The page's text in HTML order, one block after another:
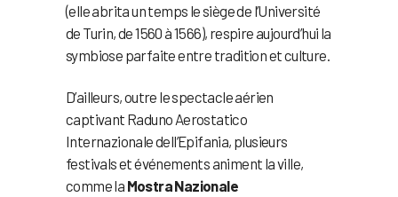
(elle abrita un temps le siège de l’Université
de Turin, de 1560 à 1566), respire aujourd’hui la
symbiose parfaite entre tradition et culture.
D’ailleurs, outre le spectacle aérien
captivant Raduno Aerostatico
Internazionale dell’Epifania, plusieurs
festivals et événements animent la ville,
comme la Mostra Nazionale